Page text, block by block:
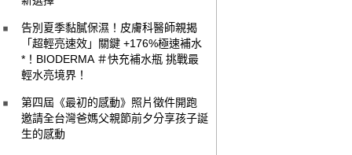
告別夏季黏膩保濕！皮膚科醫師親揭
「超輕亮速效」關鍵 +176%極速補水
*！BIODERMA ＃快充補水瓶 挑戰最
輕水亮境界！
第四屆《最初的感動》照片徵件開跑
邀請全台灣爸媽父親節前夕分享孩子誕
生的感動